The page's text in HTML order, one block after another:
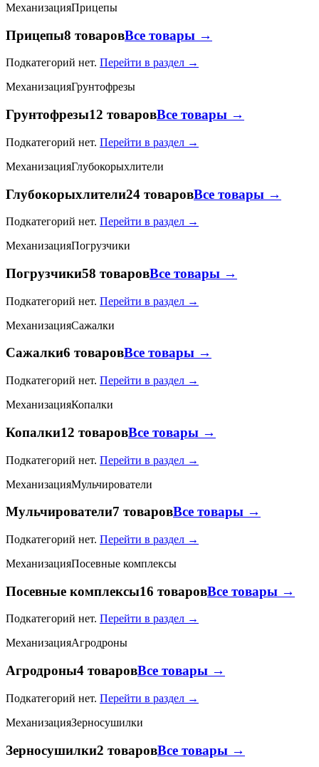
МеханизацияПрицепы
Прицепы8 товаровВсе товары →
Подкатегорий нет. Перейти в раздел →
МеханизацияГрунтофрезы
Грунтофрезы12 товаровВсе товары →
Подкатегорий нет. Перейти в раздел →
МеханизацияГлубокорыхлители
Глубокорыхлители24 товаровВсе товары →
Подкатегорий нет. Перейти в раздел →
МеханизацияПогрузчики
Погрузчики58 товаровВсе товары →
Подкатегорий нет. Перейти в раздел →
МеханизацияСажалки
Сажалки6 товаровВсе товары →
Подкатегорий нет. Перейти в раздел →
МеханизацияКопалки
Копалки12 товаровВсе товары →
Подкатегорий нет. Перейти в раздел →
МеханизацияМульчирователи
Мульчирователи7 товаровВсе товары →
Подкатегорий нет. Перейти в раздел →
МеханизацияПосевные комплексы
Посевные комплексы16 товаровВсе товары →
Подкатегорий нет. Перейти в раздел →
МеханизацияАгродроны
Агродроны4 товаровВсе товары →
Подкатегорий нет. Перейти в раздел →
МеханизацияЗерносушилки
Зерносушилки2 товаровВсе товары →